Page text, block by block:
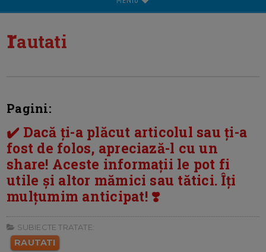
rautati
Pagini:
✔️ Dacă ți-a plăcut articolul sau ți-a
fost de folos, apreciază-l cu un
share! Aceste informații le pot fi
utile și altor mămici sau tătici. Îți
mulțumim anticipat! ❣️
SUBIECTE TRATATE:
RAUTATI